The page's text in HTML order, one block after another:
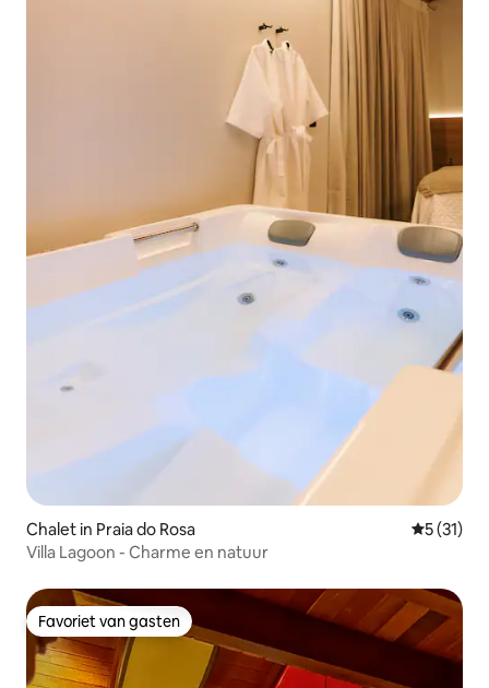
Chalet in Praia do Rosa
5 (31)
Villa Lagoon - Charme en natuur
Favoriet van gasten
Favoriet van gasten